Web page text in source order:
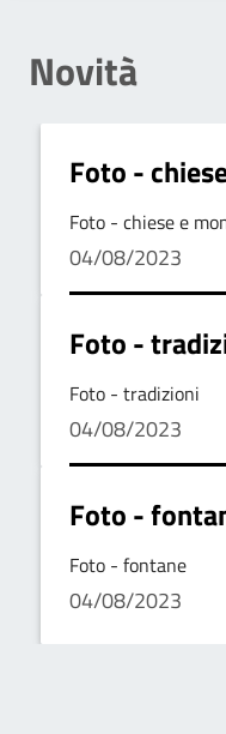
Novità
Foto -
Foto - chiese e
04/08/2023
Foto -
Foto - tradizioni
04/08/2023
Foto -
Foto - fontane
04/08/2023